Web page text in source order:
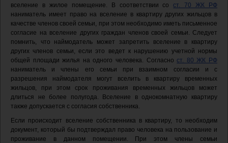
вселение в жилое помещение. В соответствии со ст. 70 ЖК РФ
наниматель имеет право на вселение в квартиру других жильцов в
качестве членов своей семьи, при этом необходимо иметь письменное
согласие на вселение других граждан членов своей семьи. Следует
помнить, что наймодатель может запретить вселение в квартиру
других членов семьи, если это ведет к нарушению учетной нормы
общей площади жилья на одного человека. Согласно ст. 80 ЖК РФ
наниматель и члены его семьи при взаимном согласии и с
разрешения наймодателя могут вселить в квартиру временных
жильцов, при этом срок проживания временных жильцов может
длиться не более полугода. Вселение в однокомнатную квартиру
также допускается с согласия собственника.
Если происходит вселение собственника в квартиру, то необходим
документ, который бы подтверждал право человека на пользование и
проживание в данном помещении. При этом члены семьи